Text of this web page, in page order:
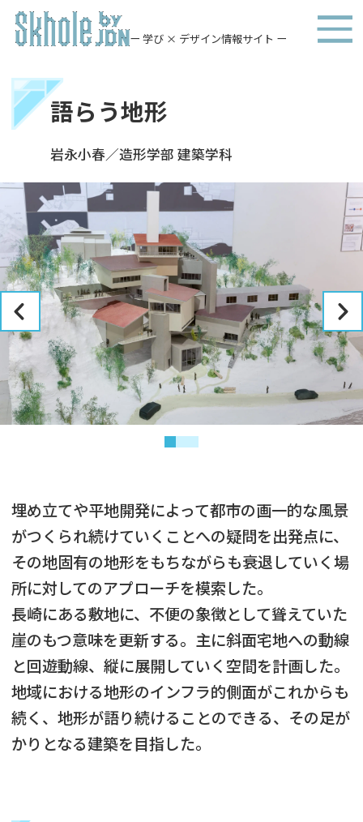
ー 学び × デザイン情報サイト ー
語らう地形
岩永小春／造形学部 建築学科
埋め立てや平地開発によって都市の画一的な風景
がつくられ続けていくことへの疑問を出発点に、
その地固有の地形をもちながらも衰退していく場
所に対してのアプローチを模索した。
長崎にある敷地に、不便の象徴として聳えていた
崖のもつ意味を更新する。主に斜面宅地への動線
と回遊動線、縦に展開していく空間を計画した。
地域における地形のインフラ的側面がこれからも
続く、地形が語り続けることのできる、その足が
かりとなる建築を目指した。